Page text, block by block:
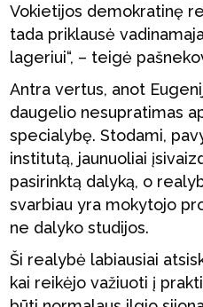
Vokietijos demokratinę
tada priklausė
lageriui“, – teigė
Antra vertus, anot
daugelio nesupratimas
specialybę. Stodami,
institutą, jaunuoliai
pasirinktą dalyką, o
svarbiau yra mokytojo
ne dalyko studijos.
Ši realybė labiausiai
kai reikėjo važiuoti į